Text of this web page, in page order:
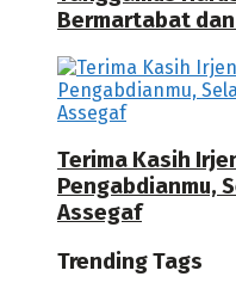
Bermartabat
Terima Kasih
Pengabdianmu,
Assegaf
Trending Tags